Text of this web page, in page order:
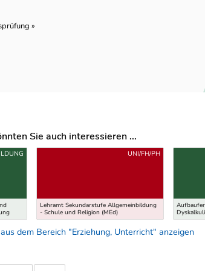
»
Sie auch interessieren ...
Lehramt Sekundarstufe Allgemeinbildung
- Schule und Religion (MEd)
UNI/FH/PH
dem Bereich "Erziehung, Unterricht" anzeigen